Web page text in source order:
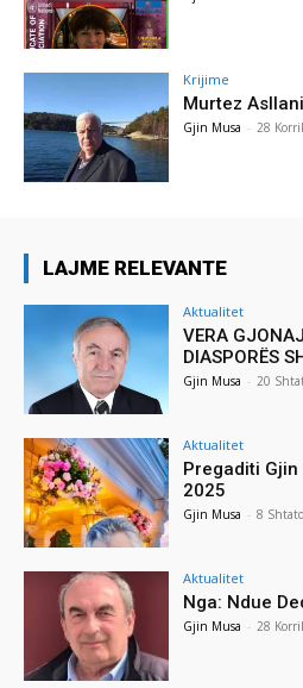
Krijime
Murtez Asllani
Gjin Musa - 28
LAJME RELEVANTE
Aktualitet
VERA
DIASPORËS
Gjin Musa - 20
Aktualitet
Pregaditi
2025
Gjin Musa - 8
Aktualitet
Nga: Ndue
Gjin Musa - 28